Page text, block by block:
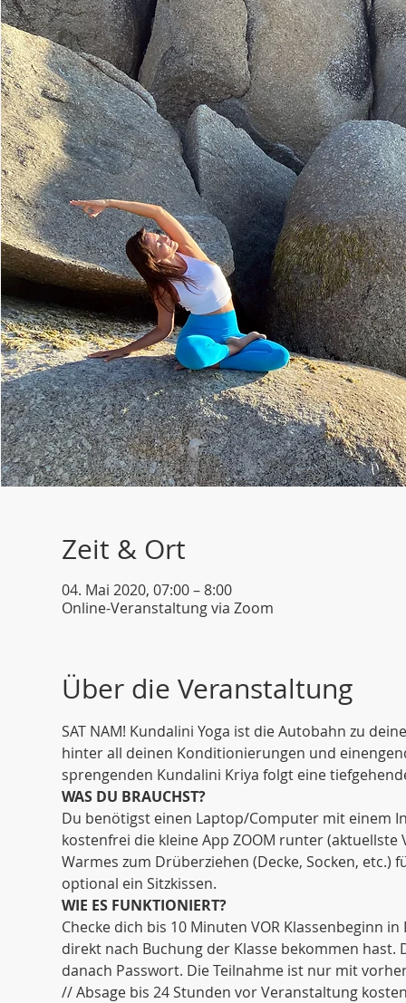
Zeit & Ort
04. Mai 2020, 07:00 – 8:00
Online-Veranstaltung via Zoom
Über die Veranstaltung
SAT NAM! Kundalini Yoga ist die Autobahn zu
hinter all deinen Konditionierungen und
sprengenden Kundalini Kriya folgt eine
WAS DU BRAUCHST?
Du benötigst einen Laptop/Computer mit einem
kostenfrei die kleine App ZOOM runter
Warmes zum Drüberziehen (Decke, Socken,
optional ein Sitzkissen.
WIE ES FUNKTIONIERT?
Checke dich bis 10 Minuten VOR Klassenbeginn
direkt nach Buchung der Klasse bekommen
danach Passwort. Die Teilnahme ist nur mit
// Absage bis 24 Stunden vor Veranstaltung